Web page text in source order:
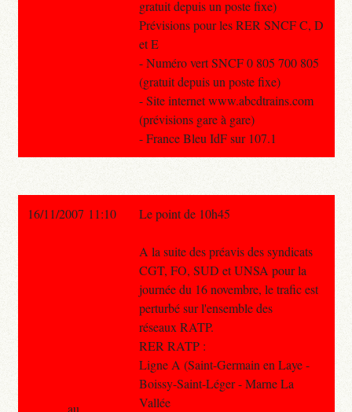
gratuit depuis un poste fixe)
Prévisions pour les RER SNCF C, D
et E
- Numéro vert SNCF 0 805 700 805
(gratuit depuis un poste fixe)
- Site internet www.abcdtrains.com
(prévisions gare à gare)
- France Bleu IdF sur 107.1
16/11/2007 11:10 Le point de 10h45
A la suite des préavis des syndicats
CGT, FO, SUD et UNSA pour la
journée du 16 novembre, le trafic est
perturbé sur l'ensemble des
réseaux RATP.
RER RATP :
Ligne A (Saint-Germain en Laye -
Boissy-Saint-Léger - Marne La
Vallée
au